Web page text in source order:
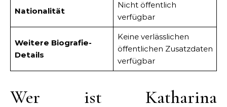
Nationalität
Nicht öffentlich
verfügbar
Weitere Biografie-
Details
Keine verlässlichen
öffentlichen Zusatzdaten
verfügbar
Wer ist Katharina